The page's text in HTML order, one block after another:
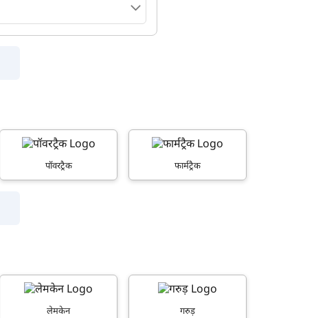
पॉवरट्रैक फार्मट्रैक
लेमकेन गरुड़